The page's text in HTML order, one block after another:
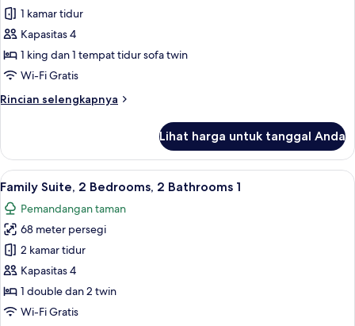
Suite,
1
kamar
tidur
1 kamar tidur
Kapasitas 4
1 king dan 1 tempat tidur sofa twin
Wi-Fi Gratis
Rincian selengkapnya
Rincian
Suite,
kamar
Lihat harga untuk tanggal Anda
Lihat
semua
foto
untuk
Family
Suite,
2
Bedrooms,
Minibar, brankas, meja kerja, dan
5
Family Suite, 2 Bedrooms, 2 Bathrooms 1
Pemandangan taman
68 meter persegi
2 kamar tidur
Kapasitas 4
1 double dan 2 twin
Wi-Fi Gratis